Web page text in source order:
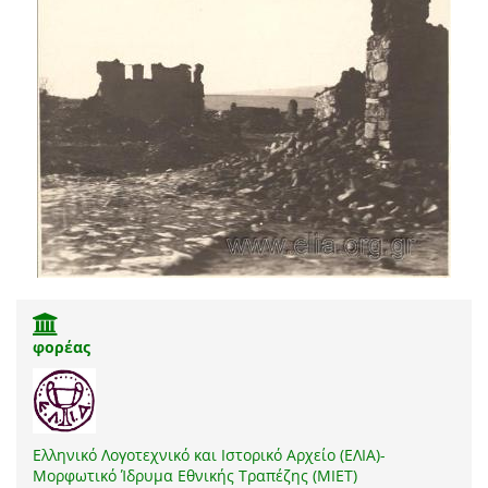
φορέας
Ελληνικό Λογοτεχνικό και Ιστορικό Αρχείο (ΕΛΙΑ)-
Μορφωτικό Ίδρυμα Εθνικής Τραπέζης (ΜΙΕΤ)